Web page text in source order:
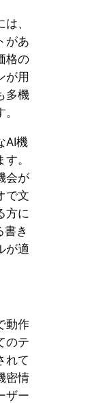
、
があ
格の
が用
多機
AI機
。
会が
で文
方に
書き
が適
動作
のテ
れて
密情
ザー